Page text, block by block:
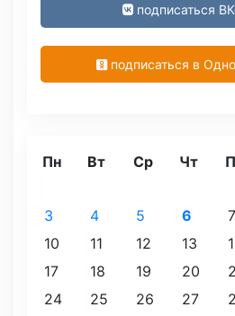
подписаться
подписаться в
Пн Вт Ср Чт
3
4 5 6 7
10
11 12 13
17
18 19 20
24
25 26 27